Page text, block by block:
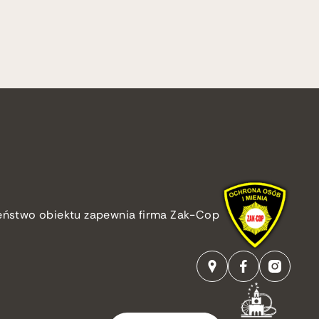
obiektu zapewnia firma Zak-Cop